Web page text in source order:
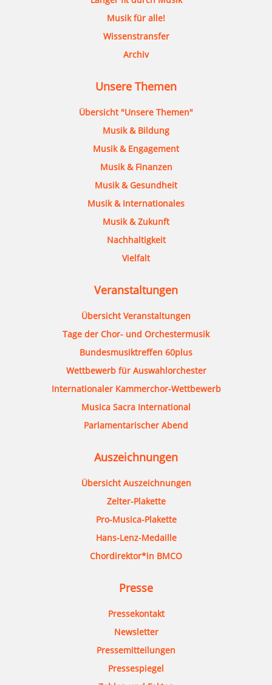
Musik für alle!
Wissenstransfer
Archiv
Unsere Themen
Übersicht "Unsere Themen"
Musik & Bildung
Musik & Engagement
Musik & Finanzen
Musik & Gesundheit
Musik & Internationales
Musik & Zukunft
Nachhaltigkeit
Vielfalt
Veranstaltungen
Übersicht Veranstaltungen
Tage der Chor- und Orchestermusik
Bundesmusiktreffen 60plus
Wettbewerb für Auswahlorchester
Internationaler Kammerchor-Wettbewerb
Musica Sacra International
Parlamentarischer Abend
Auszeichnungen
Übersicht Auszeichnungen
Zelter-Plakette
Pro-Musica-Plakette
Hans-Lenz-Medaille
Chordirektor*in BMCO
Presse
Pressekontakt
Newsletter
Pressemitteilungen
Pressespiegel